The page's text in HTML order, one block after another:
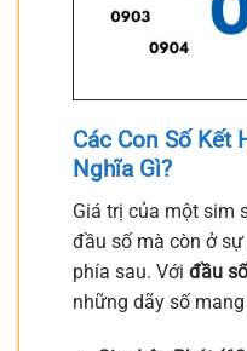
Các Con Số Kết
Nghĩa Gì?
Giá trị của một sim
đầu số mà còn ở
phía sau. Với đầu
những dãy số